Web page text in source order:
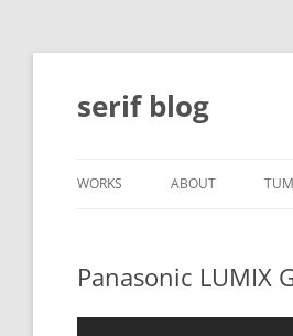
コ
ン
ツ
ッ
serif blog
WORKS ABOUT
Panasonic LUMIX